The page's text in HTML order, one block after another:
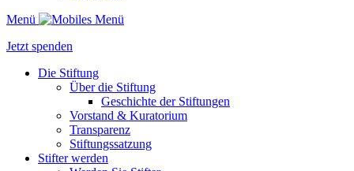
Menü
Jetzt spenden
Die Stiftung
Über die Stiftung
Geschichte der Stiftungen
Vorstand & Kuratorium
Transparenz
Stiftungssatzung
Stifter werden